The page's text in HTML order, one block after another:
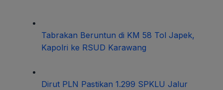
Tabrakan Beruntun di KM 58 Tol Japek,
Kapolri ke RSUD Karawang
Dirut PLN Pastikan 1.299 SPKLU Jalur